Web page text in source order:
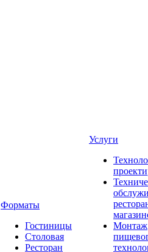
Форматы
Гостиницы
Столовая
Ресторан
Услуги
Монтаж